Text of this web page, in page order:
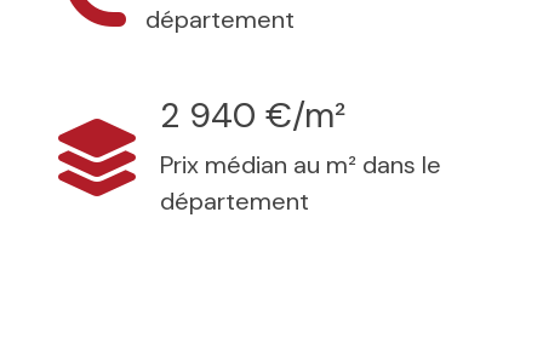
département
2 940 €/m²
Prix médian au m² dans le
département